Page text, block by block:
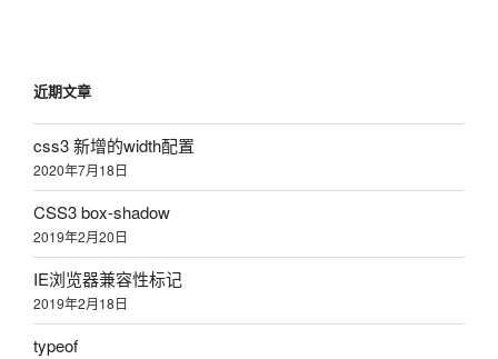
近期文章
css3 新增的width配置
2020年7月18日
CSS3 box-shadow
2019年2月20日
IE浏览器兼容性标记
2019年2月18日
typeof